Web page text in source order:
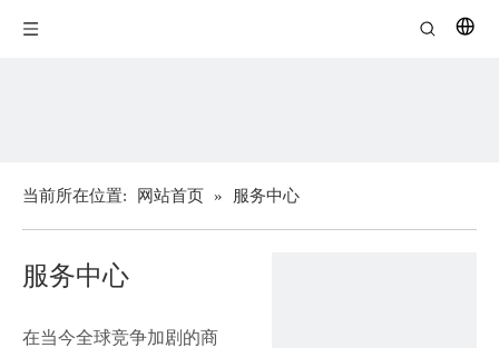
当前所在位置: 网站首页 » 服务中心
服务中心
在当今全球竞争加剧的商